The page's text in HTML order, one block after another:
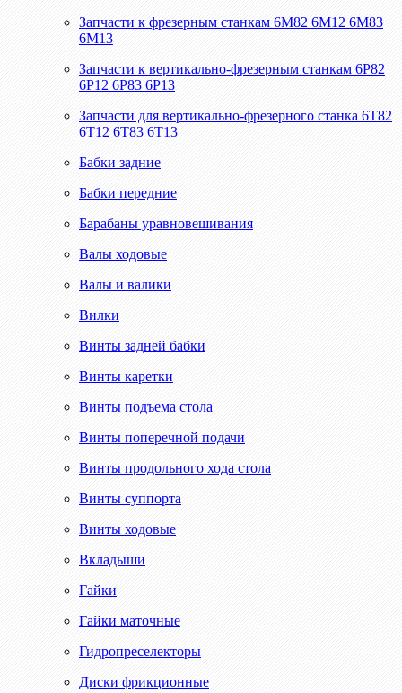
Запчасти к фрезерным станкам 6М82 6М12 6М83
6М13
Запчасти к вертикально-фрезерным станкам 6Р82
6Р12 6Р83 6Р13
Запчасти для вертикально-фрезерного станка 6Т82
6Т12 6Т83 6Т13
Бабки задние
Бабки передние
Барабаны уравновешивания
Валы ходовые
Валы и валики
Вилки
Винты задней бабки
Винты каретки
Винты подъема стола
Винты поперечной подачи
Винты продольного хода стола
Винты суппорта
Винты ходовые
Вкладыши
Гайки
Гайки маточные
Гидропреселекторы
Диски фрикционные